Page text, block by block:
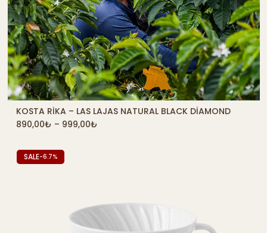
QUICK SHOP
KOSTA RIKA – LAS LAJAS NATURAL BLACK DIAMOND
890,00₺ – 999,00₺
SALE-6.7%